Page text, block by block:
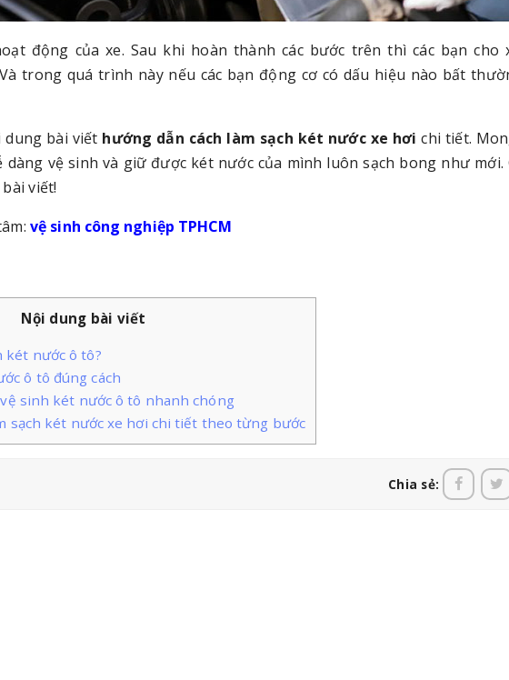
động của xe. Sau khi hoàn thành các bước trên thì các bạn cho
trong quá trình này nếu các bạn động cơ có dấu hiệu nào bất
dung bài viết hướng dẫn cách làm sạch két nước xe hơi chi tiết.
dàng vệ sinh và giữ được két nước của mình luôn sạch bong như mới.
viết!
vệ sinh công nghiệp TPHCM
Nội dung bài viết
két nước ô tô?
ô tô đúng cách
sinh két nước ô tô nhanh chóng
sạch két nước xe hơi chi tiết theo từng bước
Chia sẻ: